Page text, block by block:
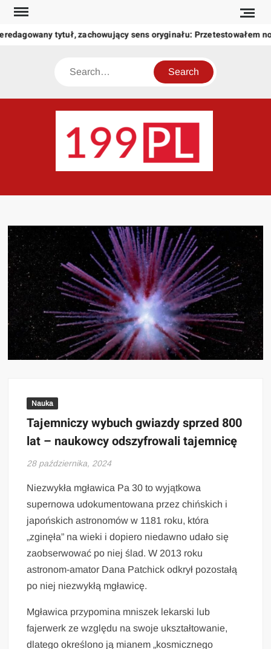
Skip
content
tytuł, zachowujący sens oryginału: Przetestowałem
Search
świat
Nauka
Tajemniczy wybuch gwiazdy sprzed 800
lat – naukowcy odszyfrowali tajemnicę
28 października, 2024
Niezwykła mgławica Pa 30 to wyjątkowa
supernowa udokumentowana przez chińskich i
japońskich astronomów w 1181 roku, która
„zginęła” na wieki i dopiero niedawno udało się
zaobserwować po niej ślad. W 2013 roku
astronom-amator Dana Patchick odkrył pozostałą
po niej niezwykłą mgławicę.
Mgławica przypomina mniszek lekarski lub
fajerwerk ze względu na swoje ukształtowanie,
dlatego określono ją mianem „kosmicznego